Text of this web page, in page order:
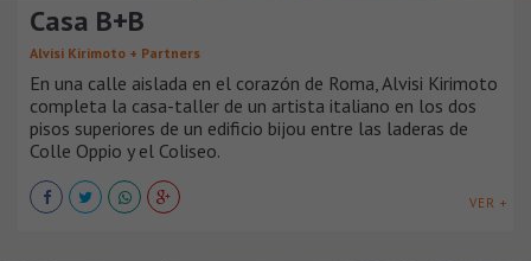
Casa B+B
Alvisi Kirimoto + Partners
En una calle aislada en el corazón de Roma, Alvisi Kirimoto
completa la casa-taller de un artista italiano en los dos
pisos superiores de un edificio bijou entre las laderas de
Colle Oppio y el Coliseo.
VER +